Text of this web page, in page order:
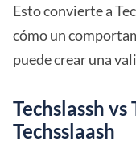
Esto convierte a
cómo un
puede crear una
Techslassh vs
Techsslaash